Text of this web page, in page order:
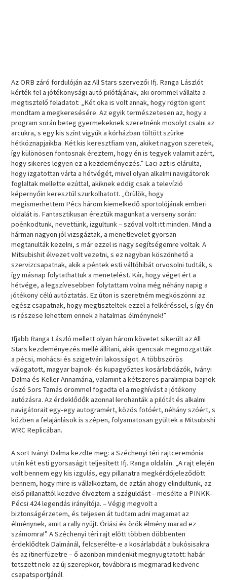
Az ORB záró fordulóján az All Stars szervezői Ifj. Ranga Lászlót
kérték fel a jótékonysági autó pilótájának, aki örömmel vállalta a
megtisztelő feladatot: „Két oka is volt annak, hogy rögtön igent
mondtam a megkeresésére. Az egyik természetesen az, hogy a
program során beteg gyermekeknek szeretnénk mosolyt csalni az
arcukra, s egy kis színt vigyük a kórházban töltött szürke
hétköznapjaikba. Két kis keresztfiam van, akiket nagyon szeretek,
így különösen fontosnak éreztem, hogy én is tegyek valamit azért,
hogy sikeres legyen ez a kezdeményezés.” Laci azt is elárulta,
hogy izgatottan várta a hétvégét, mivel olyan alkalmi navigátorok
foglaltak mellette ezúttal, akiknek eddig csak a televízió
képernyőin keresztül szurkolhatott. „Örülök, hogy
megismerhettem Pécs három kiemelkedő sportolójának emberi
oldalát is. Fantasztikusan éreztük magunkat a verseny során:
poénkodtunk, nevettünk, izgultunk – szóval volt itt minden. Mind a
hárman nagyon jól vizsgáztak, a menetlevelet gyorsan
megtanulták kezelni, s már ezzel is nagy segítségemre voltak. A
Mitsubishit élvezet volt vezetni, s ez nagyban köszönhető a
szervizcsapatnak, akik a péntek esti váltóhibát orvosolni tudták, s
így másnap folytathattuk a menetelést. Kár, hogy véget ért a
hétvége, a legszívesebben folytattam volna még néhány napig a
jótékony célú autóztatás. Ez úton is szeretném megköszönni az
egész csapatnak, hogy megtiszteltek ezzel a felkéréssel, s így én
is részese lehettem ennek a hatalmas élménynek!”
Ifjabb Ranga László mellett olyan három követet sikerült az All
Stars kezdeményezés mellé állítani, akik igencsak megmozgatták
a pécsi, mohácsi és szigetvári lakosságot. A többszörös
válogatott, magyar bajnok- és kupagyőztes kosárlabdázók, Iványi
Dalma és Keller Annamária, valamint a kétszeres paralimpiai bajnok
úszó Sors Tamás örömmel fogadta el a meghívást a jótékony
autózásra. Az érdeklődők azonnal lerohanták a pilótát és alkalmi
navigátorait egy-egy autogramért, közös fotóért, néhány szóért, s
közben a felajánlások is szépen, folyamatosan gyűltek a Mitsubishi
WRC Replicában.
A sort Iványi Dalma kezdte meg: a Széchenyi téri rajtceremónia
után két esti gyorsaságit teljesített Ifj. Ranga oldalán. „A rajt elején
volt bennem egy kis izgulás, egy pillanatra megkérdőjeleződött
bennem, hogy mire is vállalkoztam, de aztán ahogy elindultunk, az
első pillanattól kezdve élveztem a száguldást – mesélte a PINKK-
Pécsi 424 legendás irányítója. – Végig megvolt a
biztonságérzetem, és teljesen át tudtam adni magamat az
élménynek, amit a rally nyújt. Óriási és örök élmény marad ez
számomra!” A Széchenyi téri rajt előtt többen döbbenten
érdeklődtek Dalmánál, felcserélte-e a kosárlabdát a bukósisakra
és az itinerfüzetre – ő azonban mindenkit megnyugtatott: habár
tetszett neki az új szerepkör, továbbra is megmarad kedvenc
csapatsportjánál.